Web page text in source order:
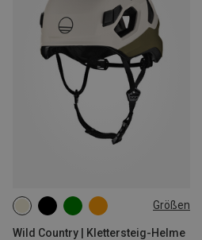
Größen
Wild Country | Klettersteig-Helme
S-M | 52-58CM L-XL | 57-62CM